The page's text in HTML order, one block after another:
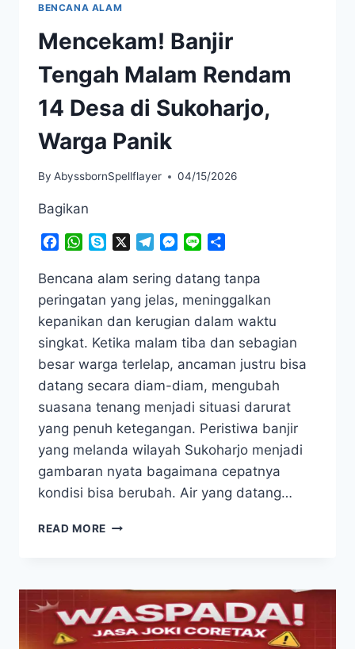
BENCANA ALAM
Mencekam! Banjir
Tengah Malam Rendam
14 Desa di Sukoharjo,
Warga Panik
By AbyssbornSpellflayer 04/15/2026
Bagikan
Facebook
WhatsApp
Skype TelegramMessenger
Line
Bencana alam sering datang tanpa
peringatan yang jelas, meninggalkan
kepanikan dan kerugian dalam waktu
singkat. Ketika malam tiba dan sebagian
besar warga terlelap, ancaman justru bisa
datang secara diam-diam, mengubah
suasana tenang menjadi situasi darurat
yang penuh ketegangan. Peristiwa banjir
yang melanda wilayah Sukoharjo menjadi
gambaran nyata bagaimana cepatnya
kondisi bisa berubah. Air yang datang…
READ MORE MENCEKAM!
RENDAM
14
DESA
DI